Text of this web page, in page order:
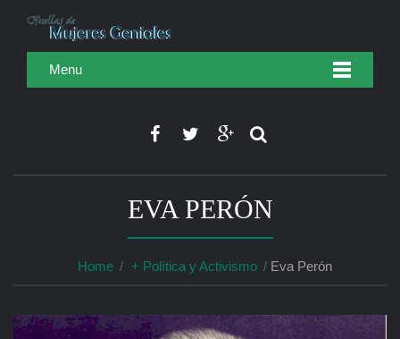
Menu
EVA PERÓN
Home + Política y Activismo Eva Perón